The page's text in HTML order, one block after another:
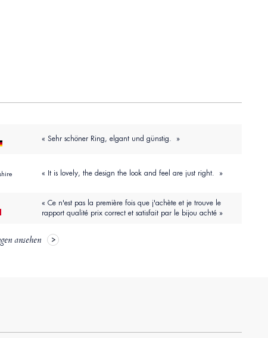
« Sehr schöner Ring, elgant und günstig. »
« It is lovely, the design the look and feel are just right. »
« Ce n'est pas la première fois que j'achète et je trouve le
rapport qualité prix correct et satisfait par le bijou achté »
ansehen